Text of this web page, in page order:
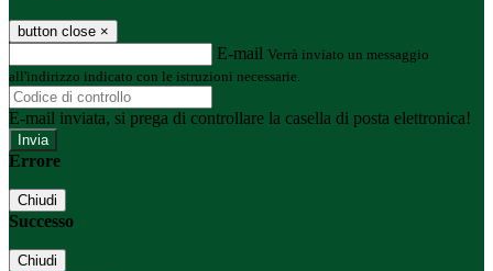
button close ×
E-mail Verrà inviato un messaggio
all'indirizzo indicato con le istruzioni necessarie.
E-mail inviata, si prega di controllare la casella di posta elettronica!
Errore
Chiudi
Successo
Chiudi